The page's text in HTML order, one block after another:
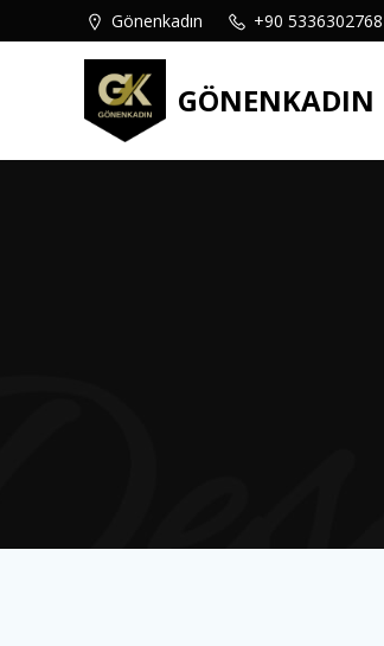
geç
Gönenkadın +90 5336302768
GÖNENKADIN